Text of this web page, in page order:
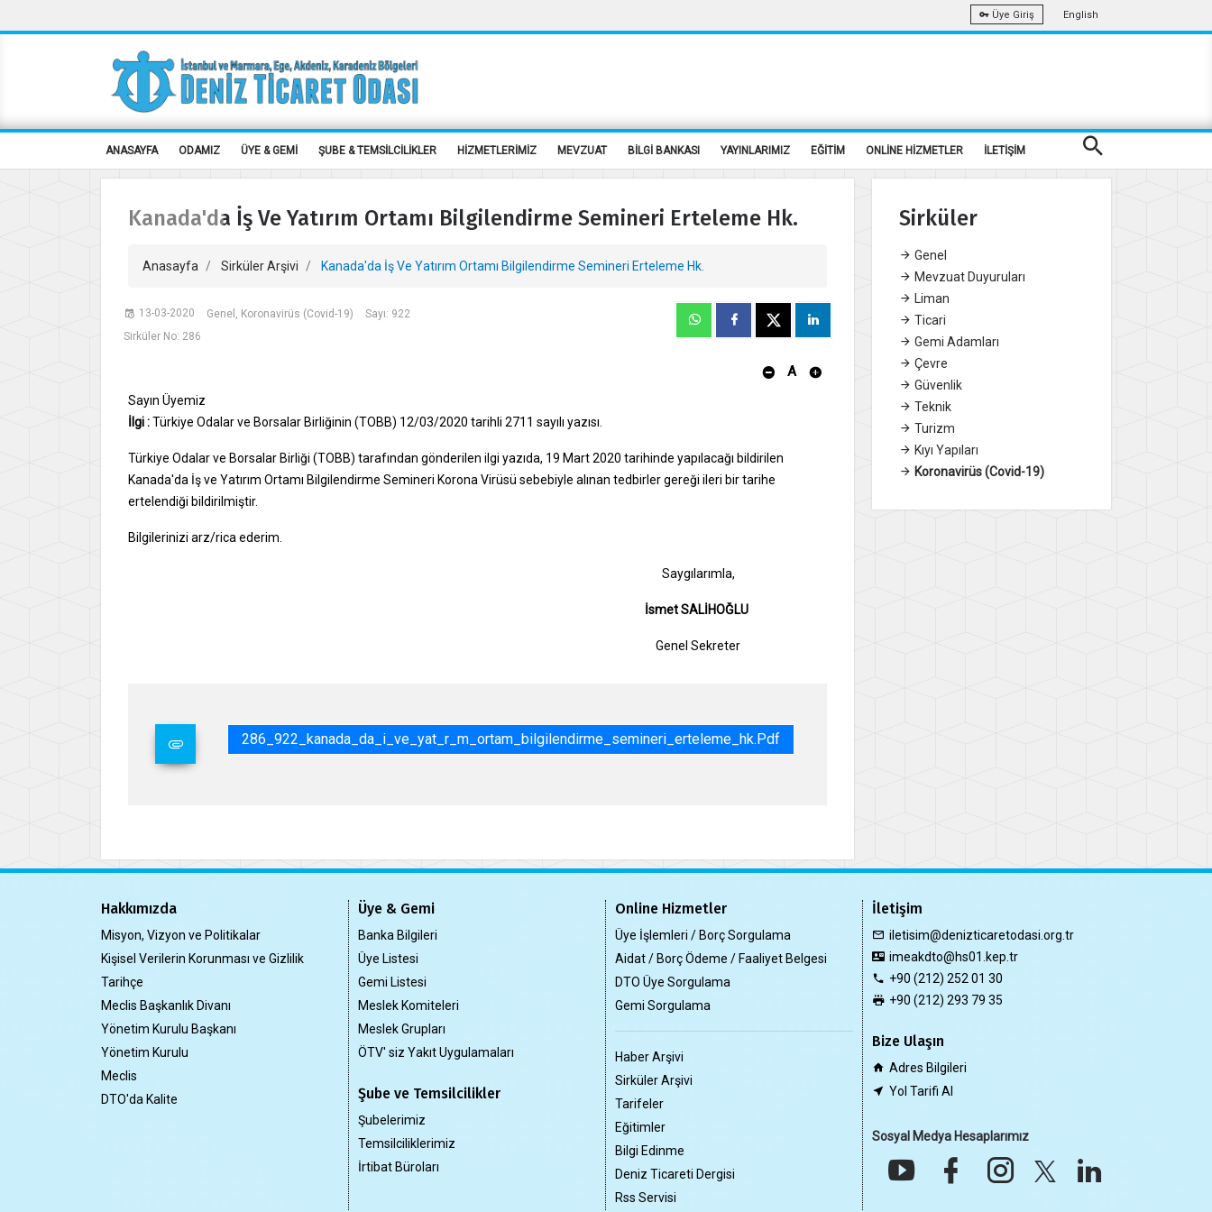
Üye Giriş English
ANASAYFA ODAMIZ ÜYE & GEMİ ŞUBE & TEMSİLCİLİKLER HİZMETLERİMİZ MEVZUAT BİLGİ BANKASI YAYINLARIMIZ EĞİTİM ONLİNE HİZMETLER İLETİŞİM
Kanada'da İş Ve Yatırım Ortamı Bilgilendirme Semineri Erteleme Hk.
Anasayfa Sirküler Arşivi Kanada'da İş Ve Yatırım Ortamı Bilgilendirme Semineri Erteleme Hk.
13-03-2020 Genel, Koronavirüs (Covid-19)
Sayı: 922
Sirküler No: 286
A
Sayın Üyemiz
İlgi :Türkiye Odalar ve Borsalar Birliğinin (TOBB) 12/03/2020 tarihli 2711 sayılı yazısı.
Türkiye Odalar ve Borsalar Birliği (TOBB) tarafından gönderilen ilgi yazıda, 19 Mart 2020 tarihinde yapılacağı bildirilen
Kanada'da İş ve Yatırım Ortamı Bilgilendirme Semineri Korona Virüsü sebebiyle alınan tedbirler gereği ileri bir tarihe
ertelendiği bildirilmiştir.
Bilgilerinizi arz/rica ederim.
Saygılarımla,
İsmet SALİHOĞLU
Genel Sekreter
286_922_kanada_da_i_ve_yat_r_m_ortam_bilgilendirme_semineri_erteleme_hk.pdf
Sirküler
Genel
Mevzuat Duyuruları
Liman
Ticari
Gemi Adamları
Çevre
Güvenlik
Teknik
Turizm
Kıyı Yapıları
Koronavirüs (Covid-19)
Hakkımızda
Misyon, Vizyon ve Politikalar
Kişisel Verilerin Korunması ve Gizlilik
Tarihçe
Meclis Başkanlık Divanı
Yönetim Kurulu Başkanı
Yönetim Kurulu
Meclis
DTO'da Kalite
Üye & Gemi
Banka Bilgileri
Üye Listesi
Gemi Listesi
Meslek Komiteleri
Meslek Grupları
ÖTV' siz Yakıt Uygulamaları
Şube ve Temsilcilikler
Şubelerimiz
Temsilciliklerimiz
İrtibat Büroları
Online Hizmetler
Üye İşlemleri / Borç Sorgulama
Aidat / Borç Ödeme / Faaliyet Belgesi
DTO Üye Sorgulama
Gemi Sorgulama
Haber Arşivi
Sirküler Arşivi
Tarifeler
Eğitimler
Bilgi Edinme
Deniz Ticareti Dergisi
Rss Servisi
İletişim
iletisim@denizticaretodasi.org.tr
imeakdto@hs01.kep.tr
+90 (212) 252 01 30
+90 (212) 293 79 35
Bize Ulaşın
Adres Bilgileri
Yol Tarifi Al
Sosyal Medya Hesaplarımız